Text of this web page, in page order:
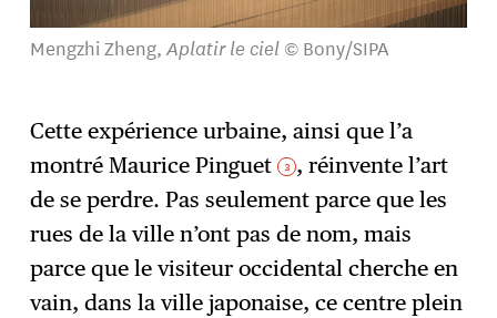
Mengzhi Zheng,Aplatir le ciel © Bony/SIPA
Cette expérience urbaine, ainsi que l’a
montré Maurice Pinguet 3 , réinvente l’art
de se perdre. Pas seulement parce que les
rues de la ville n’ont pas de nom, mais
parce que le visiteur occidental cherche en
vain, dans la ville japonaise, ce centre plein